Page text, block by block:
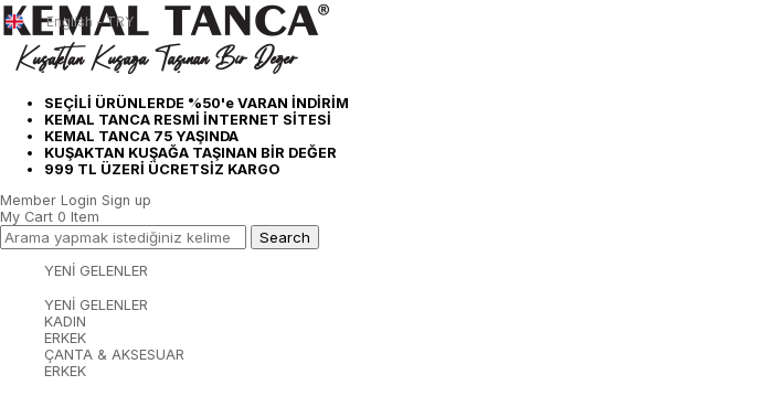
SEÇİLİ ÜRÜNLERDE %50'e VARAN İNDİRİM
KEMAL TANCA RESMİ İNTERNET SİTESİ
KEMAL TANCA 75 YAŞINDA
KUŞAKTAN KUŞAĞA TAŞINAN BİR DEĞER
999 TL ÜZERİ ÜCRETSİZ KARGO
English - TRY
Member Login Sign up
My Cart 0 Item
YENİ GELENLER
YENİ GELENLER
KADIN
ERKEK
ÇANTA & AKSESUAR
ERKEK